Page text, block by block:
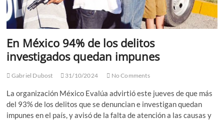
En México 94% de los delitos
investigados quedan impunes
Gabriel Dubost 31/10/2024 No Comments
La organización México Evalúa advirtió este jueves de que más
del 93% de los delitos que se denuncian e investigan quedan
impunes en el país, y avisó de la falta de atención a las causas y